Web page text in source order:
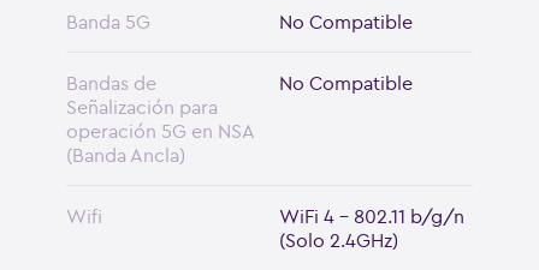
Banda 5G No Compatible
Bandas de
Señalización para
operación 5G en NSA
(Banda Ancla)
No Compatible
Wifi
WiFi 4 - 802.11 b/g/n
(Solo 2.4GHz)